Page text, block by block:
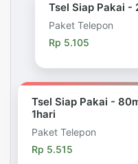
Tsel Siap Pakai -
Paket Telepon
Rp 5.105
Tsel Siap Pakai -
1hari
Paket Telepon
Rp 5.515